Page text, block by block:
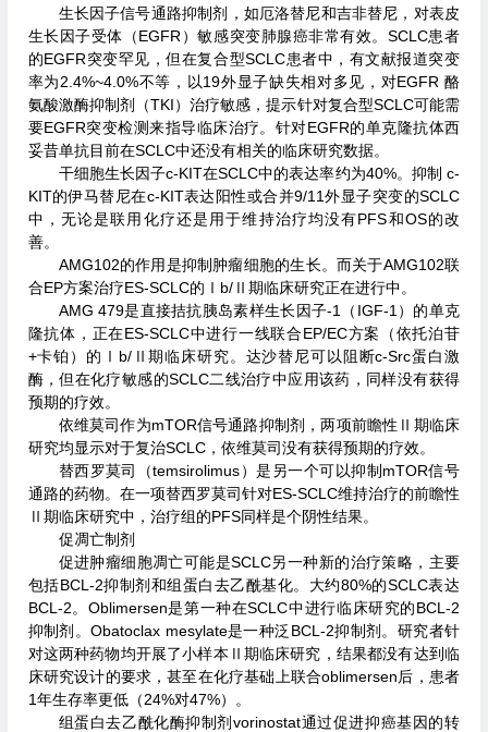
生长因子信号通路抑制剂，如厄洛替尼和吉非替尼，对表皮
生长因子受体（EGFR）敏感突变肺腺癌非常有效。SCLC患者
的EGFR突变罕见，但在复合型SCLC患者中，有文献报道突变
率为2.4%~4.0%不等，以19外显子缺失相对多见，对EGFR 酪
氨酸激酶抑制剂（TKI）治疗敏感，提示针对复合型SCLC可能需
要EGFR突变检测来指导临床治疗。针对EGFR的单克隆抗体西
妥昔单抗目前在SCLC中还没有相关的临床研究数据。
干细胞生长因子c-KIT在SCLC中的表达率约为40%。抑制 c-
KIT的伊马替尼在c-KIT表达阳性或合并9/11外显子突变的SCLC
中，无论是联用化疗还是用于维持治疗均没有PFS和OS的改
善。
AMG102的作用是抑制肿瘤细胞的生长。而关于AMG102联
合EP方案治疗ES-SCLC的Ⅰb/Ⅱ期临床研究正在进行中。
AMG 479是直接拮抗胰岛素样生长因子-1（IGF-1）的单克
隆抗体，正在ES-SCLC中进行一线联合EP/EC方案（依托泊苷
+卡铂）的Ⅰb/Ⅱ期临床研究。达沙替尼可以阻断c-Src蛋白激
酶，但在化疗敏感的SCLC二线治疗中应用该药，同样没有获得
预期的疗效。
依维莫司作为mTOR信号通路抑制剂，两项前瞻性Ⅱ期临床
研究均显示对于复治SCLC，依维莫司没有获得预期的疗效。
替西罗莫司（temsirolimus）是另一个可以抑制mTOR信号
通路的药物。在一项替西罗莫司针对ES-SCLC维持治疗的前瞻性
Ⅱ期临床研究中，治疗组的PFS同样是个阴性结果。
促凋亡制剂
促进肿瘤细胞凋亡可能是SCLC另一种新的治疗策略，主要
包括BCL-2抑制剂和组蛋白去乙酰基化。大约80%的SCLC表达
BCL-2。Oblimersen是第一种在SCLC中进行临床研究的BCL-2
抑制剂。Obatoclax mesylate是一种泛BCL-2抑制剂。研究者针
对这两种药物均开展了小样本Ⅱ期临床研究，结果都没有达到临
床研究设计的要求，甚至在化疗基础上联合oblimersen后，患者
1年生存率更低（24%对47%）。
组蛋白去乙酰化酶抑制剂vorinostat通过促进抑癌基因的转